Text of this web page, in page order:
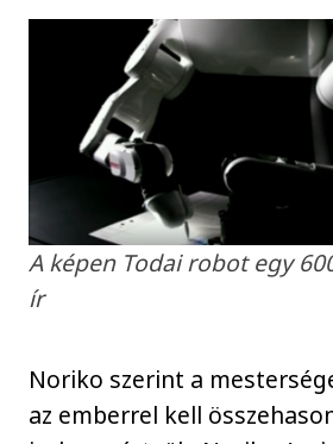
A képen Todai robot egy
ír
Noriko szerint a
az emberrel kell